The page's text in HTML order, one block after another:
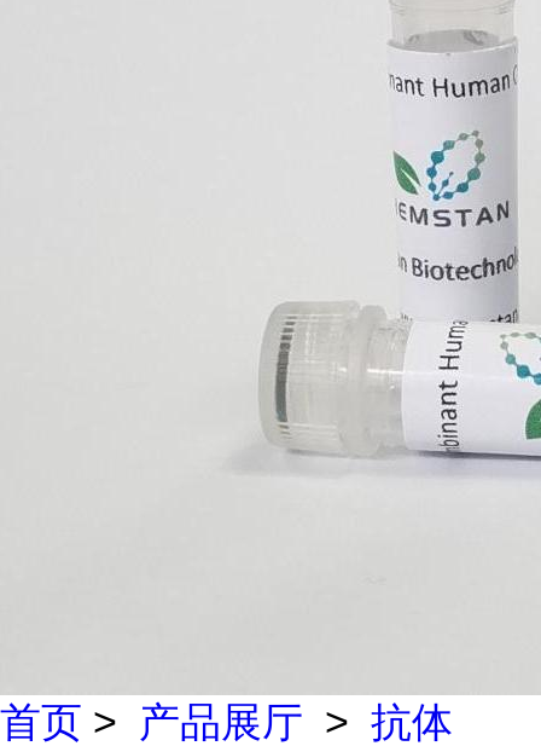
首页 > 产品展厅 > 抗体